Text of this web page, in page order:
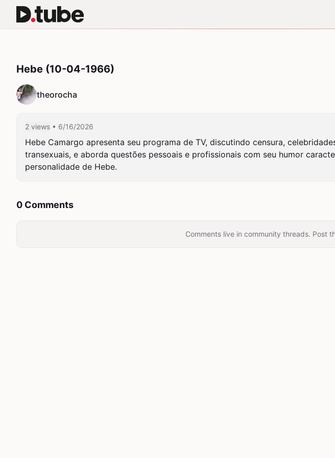
Hebe (10-04-1966)
theorocha
2 views • 6/16/2026
Hebe Camargo apresenta seu programa de TV, discutindo censura,
transexuais, e aborda questões pessoais e profissionais com seu humor
personalidade de Hebe.
0 Comments
Comments live in community threads. Post